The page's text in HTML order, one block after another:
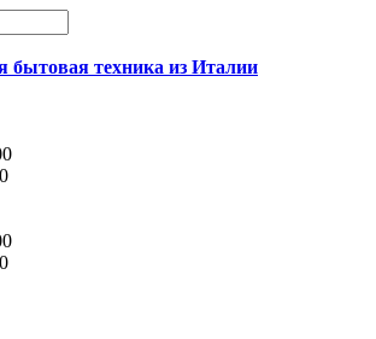
бытовая техника из Италии